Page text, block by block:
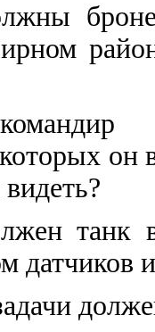
он
танк
датчиков